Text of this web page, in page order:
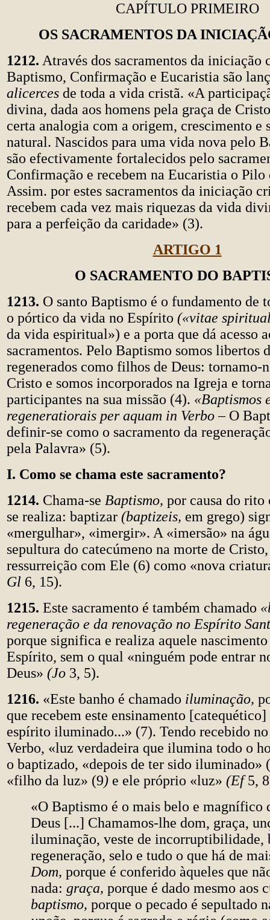
CAPÍTULO PRIMEIRO
OS SACRAMENTOS DA
1212. Através dos sacramentos da iniciação
Baptismo, Confirmação e Eucaristia são
alicerces de toda a vida cristã. «A
divina, dada aos homens pela graça de
certa analogia com a origem, crescimento e
natural. Nascidos para uma vida nova pelo
são efectivamente fortalecidos pelo
Confirmação e recebem na Eucaristia o Pilo
Assim. por estes sacramentos da iniciação
recebem cada vez mais riquezas da vida
para a perfeição da caridade» (3).
ARTIGO 1
O SACRAMENTO DO
1213. O santo Baptismo é o fundamento de
o pórtico da vida no Espírito («vitae
da vida espiritual») e a porta que dá acesso
sacramentos. Pelo Baptismo somos libertos
regenerados como filhos de Deus: tornamo-
Cristo e somos incorporados na Igreja e
participantes na sua missão (4). «Baptismos
regeneratiorais per aquam in Verbo – O
definir-se como o sacramento da
pela Palavra» (5).
I. Como se chama este sacramento?
1214. Chama-se Baptismo, por causa do rito
se realiza: baptizar (baptizeis, em grego)
«mergulhar», «imergir». A «imersão» na
sepultura do catecúmeno na morte de
ressurreição com Ele (6) como «nova
Gl 6, 15).
1215. Este sacramento é também chamado
regeneração e da renovação no Espírito
porque significa e realiza aquele nascimento
Espírito, sem o qual «ninguém pode entrar
Deus» (Jo 3, 5).
1216. «Este banho é chamado iluminação,
que recebem este ensinamento
espírito iluminado...» (7). Tendo recebido
Verbo, «luz verdadeira que ilumina todo o
o baptizado, «depois de ter sido iluminado»
«filho da luz» (9) e ele próprio «luz» (Ef5,
«O Baptismo é o mais belo e magnífico
Deus [...] Chamamos-lhe dom, graça,
iluminação, veste de incorruptibilidade,
regeneração, selo e tudo o que há de
Dom, porque é conferido àqueles que
nada: graça, porque é dado mesmo aos
baptismo, porque o pecado é sepultado